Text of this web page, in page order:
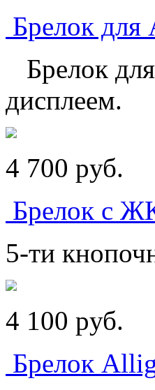
Брелок
Брелок
дисплеем.
4 700 pуб.
Брелок с
5-ти
4 100 pуб.
Брелок